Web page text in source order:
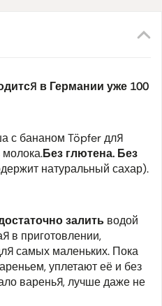
в Германии уже 100
с бананом Töpfer для
Без глютена. Без
натуральный сахар).
залить водой
в приготовлении,
самых маленьких. Пока
уплетают её и без
варенья, лучше даже не